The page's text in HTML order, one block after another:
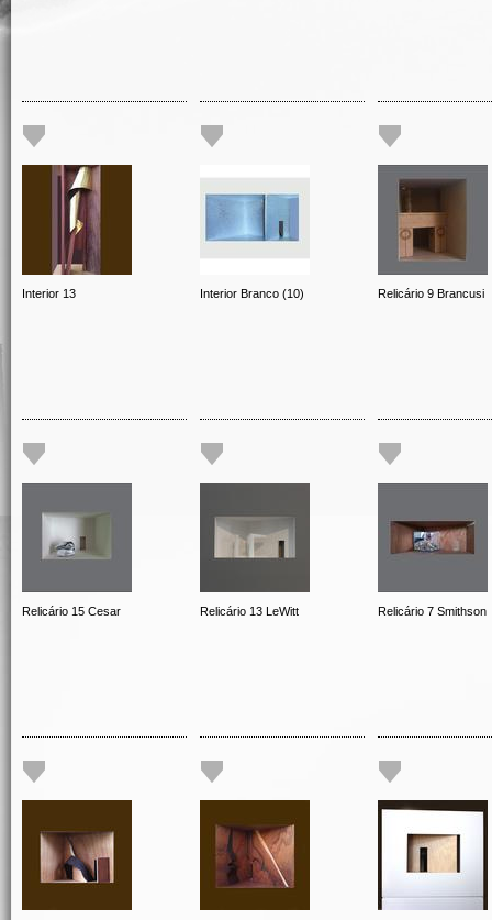
Interior 13 Interior Branco (10) Relicário 9 Brancusi
Relicário 15 Cesar Relicário 13 LeWitt Relicário 7 Smithson